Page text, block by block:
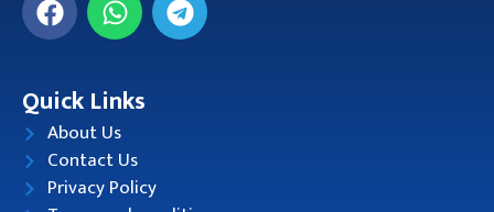
Quick Links
About Us
Contact Us
Privacy Policy